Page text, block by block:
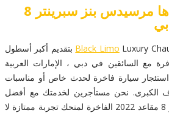
استأجر سائقًا يقودها مرسيدس بنز سبرينتر 8
Black Limo Luxury Chauffeur Driven Service بتقديم أكبر أسطول
مع السائقين في دبي ، الإمارات العربية
سيارة فاخرة لحدث خاص أو مناسبات
الكبرى. نحن مستأجرين لخدمتك مع أفضل
سيارة مرسيدس بنز سبرينتر 8 مقاعد 2022 الفاخرة لمنحك تجربة ممتازة لا